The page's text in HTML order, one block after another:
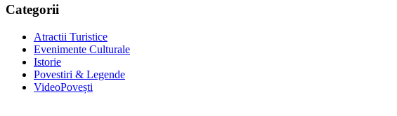
Categorii
Atractii Turistice
Evenimente Culturale
Istorie
Povestiri & Legende
VideoPovești